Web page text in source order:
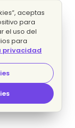
aceptas
para
el uso del
para
privacidad